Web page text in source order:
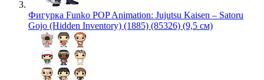
Фигурка Funko POP Animation: Jujutsu Kaisen – Satoru
Gojo (Hidden Inventory) (1885) (85326) (9,5 см)